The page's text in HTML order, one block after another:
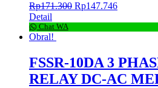
Rp171.300 Rp147.746
Detail
Chat WA
Obral!
FSSR-10DA 3
RELAY DC-AC